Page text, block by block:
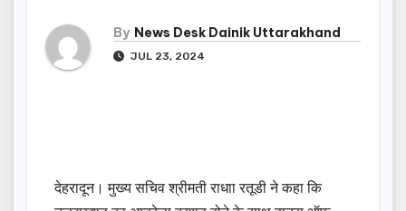
By News Desk Dainik Uttarakhand
JUL 23, 2024
देहरादून। मुख्य सचिव श्रीमती राधाा रतूडी ने कहा कि